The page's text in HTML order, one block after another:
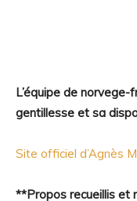
L’équipe de
gentillesse et sa
Site officiel d’Agnès
**Propos recueillis et